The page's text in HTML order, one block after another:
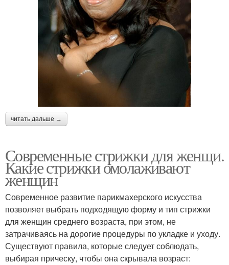
читать дальше →
Современные стрижки для женщи.
Какие стрижки омолаживают
женщин
Современное развитие парикмахерского искусства
позволяет выбрать подходящую форму и тип стрижки
для женщин среднего возраста, при этом, не
затрачиваясь на дорогие процедуры по укладке и уходу.
Существуют правила, которые следует соблюдать,
выбирая прическу, чтобы она скрывала возраст: